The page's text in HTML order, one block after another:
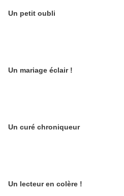
Un petit oubli
Un mariage éclair !
Un curé chroniqueur
Un lecteur en colère !